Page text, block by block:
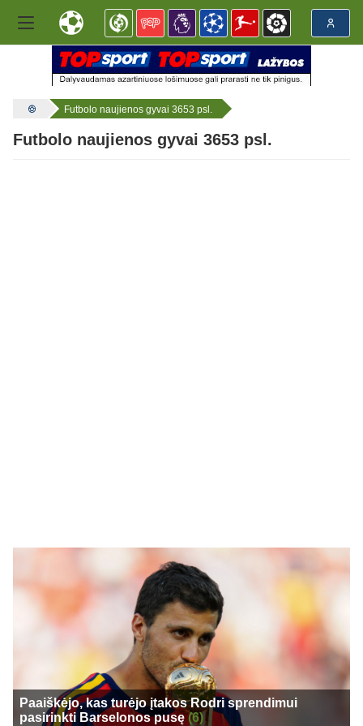
Futbolo naujienos gyvai 3653 psl.
Futbolo naujienos gyvai 3653 psl.
Paaiškėjo, kas turėjo įtakos Rodri sprendimui
pasirinkti Barselonos pusę(6)